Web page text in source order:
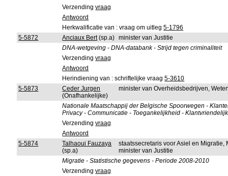
Verzendingvraag
Antwoord
Herkwalificatie van : vraag om uitleg5-1796
5-5872
Anciaux Bert(sp.a) minister van Justitie
DNA-wetgeving - DNA-databank - Strijd tegen criminaliteit
Verzendingvraag
Antwoord
Herindiening van : schriftelijke vraag5-3610
5-5873
Ceder Jurgen
(Onafhankelijke)
minister van Overheidsbedrijven,
Nationale Maatschappij der Belgische Spoorwegen -
Privacy - Communicatie - Toegankelijkheid -
Verzendingvraag
Antwoord
5-5874
Talhaoui Fauzaya
(sp.a)
staatssecretaris voor Asiel en
minister van Justitie
Migratie - Statistische gegevens - Periode 2008-2010
Verzendingvraag